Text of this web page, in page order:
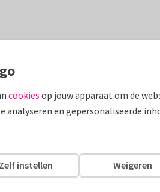
cookies op jouw apparaat om de
en gepersonaliseerde
Weigeren
Zelf instellen